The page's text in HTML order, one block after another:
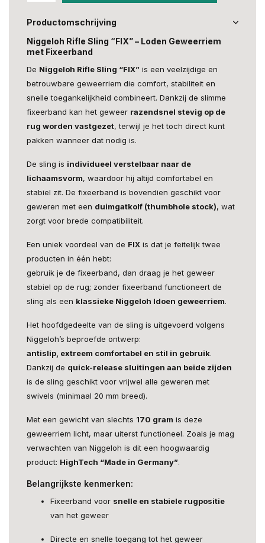
Productomschrijving
Niggeloh Rifle Sling “FIX” – Loden Geweerriem
met Fixeerband
De Niggeloh Rifle Sling “FIX” is een veelzijdige en
betrouwbare geweerriem die comfort, stabiliteit en
snelle toegankelijkheid combineert. Dankzij de slimme
fixeerband kan het geweer razendsnel stevig op de
rug worden vastgezet, terwijl je het toch direct kunt
pakken wanneer dat nodig is.
De sling is individueel verstelbaar naar de
lichaamsvorm, waardoor hij altijd comfortabel en
stabiel zit. De fixeerband is bovendien geschikt voor
geweren met een duimgatkolf (thumbhole stock), wat
zorgt voor brede compatibiliteit.
Een uniek voordeel van de FIX is dat je feitelijk twee
producten in één hebt:
gebruik je de fixeerband, dan draag je het geweer
stabiel op de rug; zonder fixeerband functioneert de
sling als een klassieke Niggeloh ldoen geweerriem.
Het hoofdgedeelte van de sling is uitgevoerd volgens
Niggeloh’s beproefde ontwerp:
antislip, extreem comfortabel en stil in gebruik.
Dankzij de quick-release sluitingen aan beide zijden
is de sling geschikt voor vrijwel alle geweren met
swivels (minimaal 20 mm breed).
Met een gewicht van slechts 170 gram is deze
geweerriem licht, maar uiterst functioneel. Zoals je mag
verwachten van Niggeloh is dit een hoogwaardig
product: HighTech “Made in Germany”.
Belangrijkste kenmerken:
Fixeerband voor snelle en stabiele rugpositie
van het geweer
Directe en snelle toegang tot het geweer